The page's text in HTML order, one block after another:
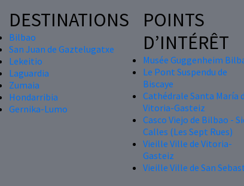
DESTINATIONS
Bilbao
San Juan de Gaztelugatxe
Lekeitio
Laguardia
Zumaia
Hondarribia
Gernika-Lumo
POINTS
D’INTÉRÊT
Musée Guggenheim
Le Pont Suspendu de
Biscaye
Cathédrale Santa María
Vitoria-Gasteiz
Casco Viejo de Bilbao -
Calles (Les Sept Rues)
Vieille Ville de Vitoria-
Gasteiz
Vieille Ville de San